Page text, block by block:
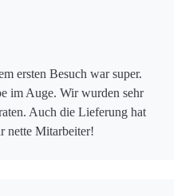
ersten Besuch war super.
im Auge. Wir wurden sehr
Auch die Lieferung hat
nette Mitarbeiter!